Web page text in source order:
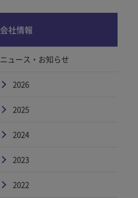
会社情報
ニュース・お知らせ
2026
2025
2024
2023
2022